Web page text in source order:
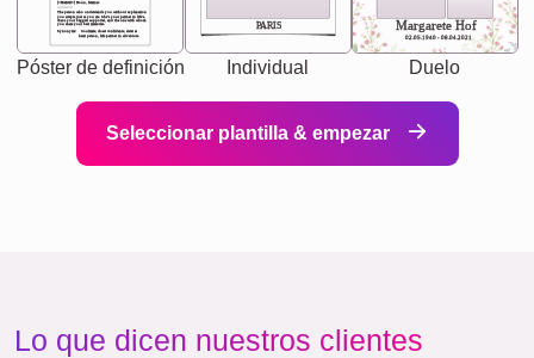
[<NAME>] Noun, feminie
Synonyms: Soulmate, closet confidante, sister at
heart person, life partner in adventure.
The person who understands you without explanation
you accepts just as you are. She's your partner in life's,
chaos your biggest supporter, and the one with whom
you share your best memories.
Póster de definición
PARIS
Individual
Margarete Hof
02.05.1940 - 08.04.2021
Duelo
Seleccionar plantilla & empezar
Lo que dicen nuestros clientes